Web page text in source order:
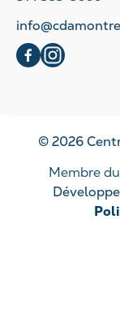
socialsocial
© 2026
Membre